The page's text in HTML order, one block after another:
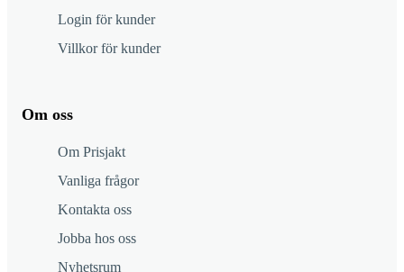
Login för kunder
Villkor för kunder
Om oss
Om Prisjakt
Vanliga frågor
Kontakta oss
Jobba hos oss
Nyhetsrum